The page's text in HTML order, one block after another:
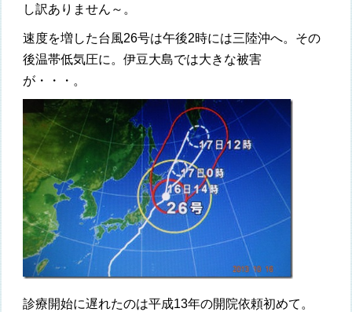
し訳ありません～。
速度を増した台風26号は午後2時には三陸沖へ。その
後温帯低気圧に。伊豆大島では大きな被害
が・・・。
診療開始に遅れたのは平成13年の開院依頼初めて。